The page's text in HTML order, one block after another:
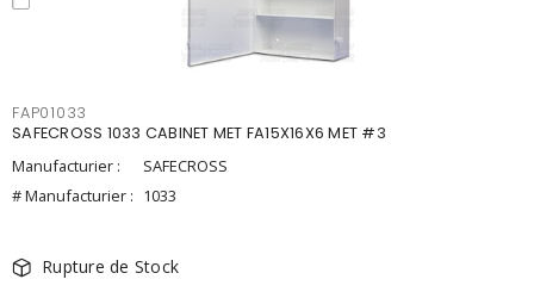
FAP01033
SAFECROSS 1033 CABINET MET FA15X16X6 MET #3
Manufacturier :
SAFECROSS
# Manufacturier : 1033
Rupture de Stock